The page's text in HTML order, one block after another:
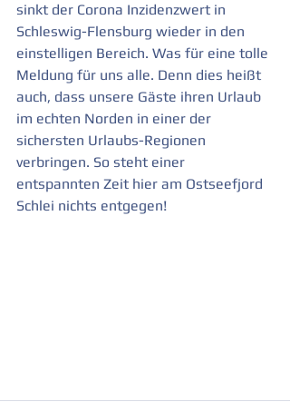
sinkt der Corona Inzidenzwert in
Schleswig-Flensburg wieder in den
einstelligen Bereich. Was für eine tolle
Meldung für uns alle. Denn dies heißt
auch, dass unsere Gäste ihren Urlaub
im echten Norden in einer der
sichersten Urlaubs-Regionen
verbringen. So steht einer
entspannten Zeit hier am Ostseefjord
Schlei nichts entgegen!